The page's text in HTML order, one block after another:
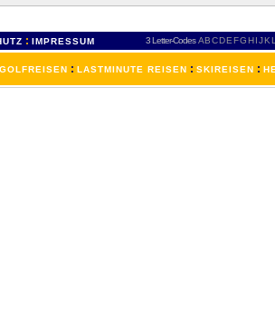
: IMPRESSUM 3 Letter-Codes ABCDEFGH IJKL
GOLFREISEN : LASTMINUTE REISEN : SKIREISEN :